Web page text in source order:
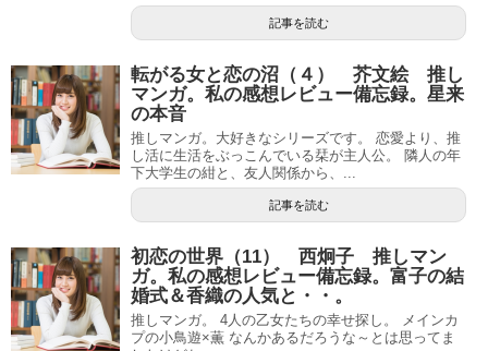
記事を読む
転がる女と恋の沼（４） 芥文絵 推し
マンガ。私の感想レビュー備忘録。星来
の本音
推しマンガ。大好きなシリーズです。 恋愛より、推
し活に生活をぶっこんでいる栞が主人公。 隣人の年
下大学生の紺と、友人関係から、...
記事を読む
初恋の世界（11） 西炯子 推しマン
ガ。私の感想レビュー備忘録。富子の結
婚式＆香織の人気と・・。
推しマンガ。 4人の乙女たちの幸せ探し。 メインカ
プの小鳥遊×薫 なんかあるだろうな～とは思ってま